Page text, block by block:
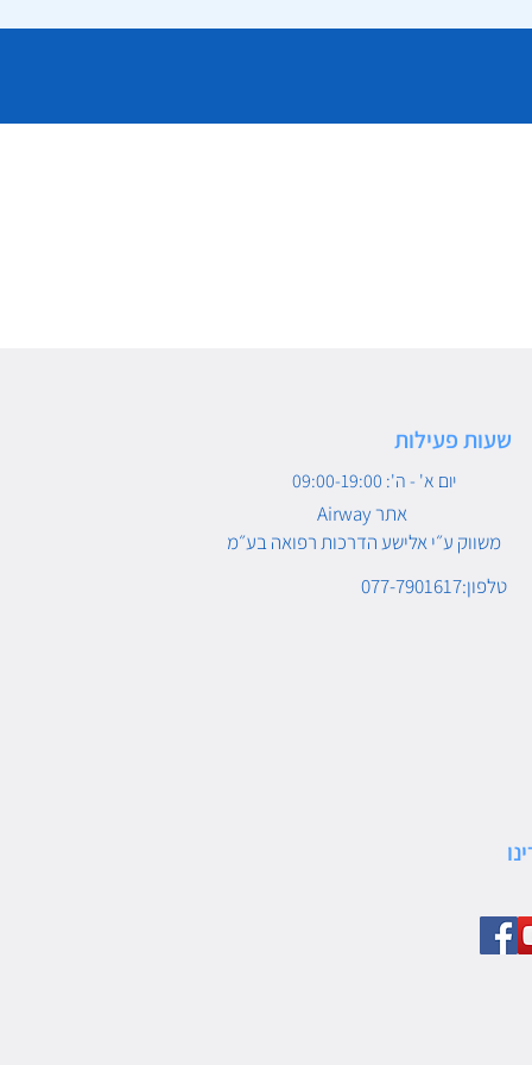
שעות פעילות
יום א' - ה': 09:00-19:00
Airway אתר
משווק ע״י אלישע הדרכות רפואה בע״מ
טלפון:077-7901617